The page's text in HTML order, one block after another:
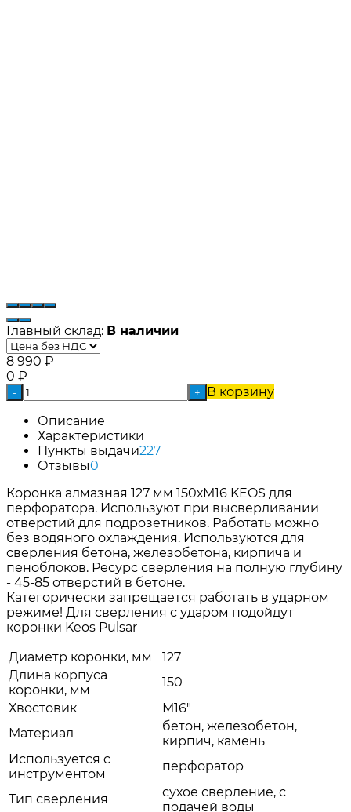
Главный склад: В наличии
8 990 ₽
0 ₽
- +
В корзину
Описание
Характеристики
Пункты выдачи227
Отзывы0
Коронка алмазная 127 мм 150хМ16 KEOS для
перфоратора. Используют при высверливании
отверстий для подрозетников. Работать можно
без водяного охлаждения. Используются для
сверления бетона, железобетона, кирпича и
пеноблоков. Ресурс сверления на полную глубину
- 45-85 отверстий в бетоне.
Категорически запрещается работать в ударном
режиме! Для сверления с ударом подойдут
коронки Keos Pulsar
Диаметр коронки, мм
127
Длина корпуса
коронки, мм
150
Хвостовик
М16"
Материал
бетон, железобетон,
кирпич, камень
Используется c
инструментом
перфоратор
Тип сверления
сухое сверление, с
подачей воды